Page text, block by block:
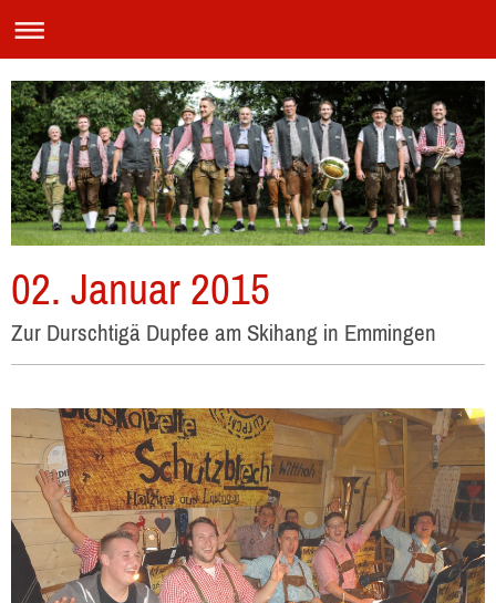
02. Januar 2015
Zur Durschtigä Dupfee am Skihang in Emmingen